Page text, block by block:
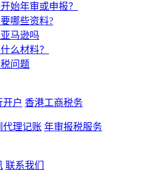
始年审或申报？
哪些资料?
马逊吗
么材料？
问题
开户 香港工商税务
代理记账 年审报税服务
联系我们